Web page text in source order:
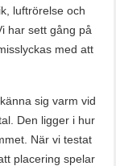
luftrörelse och
har sett gång på
med att
sig varm vid
Den ligger i hur
När vi testat
placering spelar